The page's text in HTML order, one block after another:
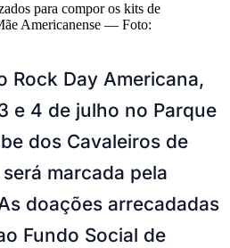
para compor os kits de
Americanense — Foto:
Rock Day Americana,
e 4 de julho no Parque
dos Cavaleiros de
marcada pela
doações arrecadadas
Fundo Social de